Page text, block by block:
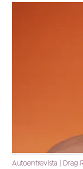
Autoentrevista | Drag